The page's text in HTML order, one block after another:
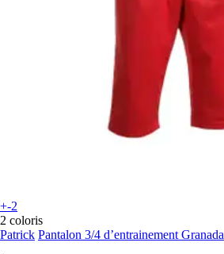
+-2
2 coloris
Patrick Pantalon 3/4 d’entrainement Granada